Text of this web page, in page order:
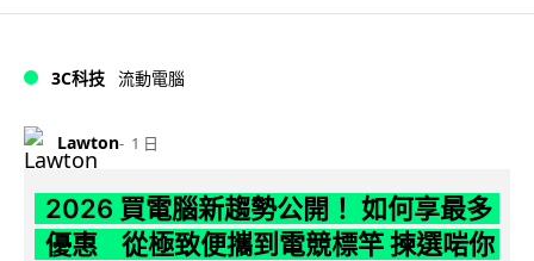
3C科技 流動電腦
Lawton 1 日
2026 買電腦新趨勢公開！ 如何享最多
優惠 從極致便攜到電競標竿 揀選啱你